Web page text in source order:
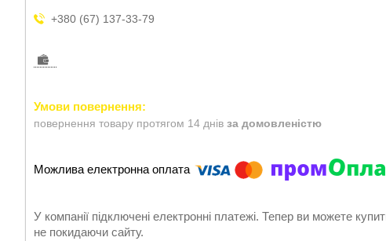
+380 (67) 137-33-79
повернення товару протягом 14 днів за домовленістю
У компанії підключені електронні платежі. Тепер ви можете
не покидаючи сайту.